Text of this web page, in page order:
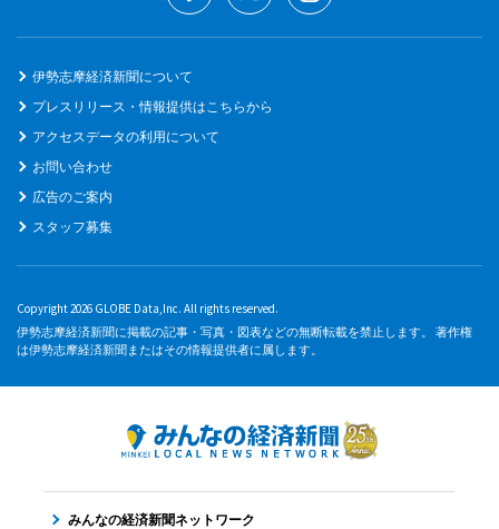
伊勢志摩経済新聞について
プレスリリース・情報提供はこちらから
アクセスデータの利用について
お問い合わせ
広告のご案内
スタッフ募集
Copyright 2026 GLOBE Data,Inc. All rights reserved.
伊勢志摩経済新聞に掲載の記事・写真・図表などの無断転載を禁止します。 著作権
は伊勢志摩経済新聞またはその情報提供者に属します。
みんなの経済新聞ネットワーク